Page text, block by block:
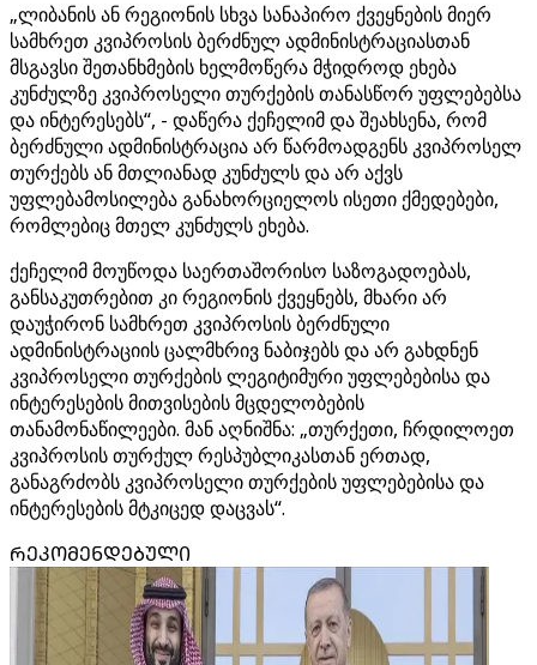
„ლიბანის ან რეგიონის სხვა სანაპირო ქვეყნების მიერ
სამხრეთ კვიპროსის ბერძნულ ადმინისტრაციასთან
მსგავსი შეთანხმების ხელმოწერა მჭიდროდ ეხება
კუნძულზე კვიპროსელი თურქების თანასწორ უფლებებსა
და ინტერესებს“, - დაწერა ქეჩელიმ და შეახსენა, რომ
ბერძნული ადმინისტრაცია არ წარმოადგენს კვიპროსელ
თურქებს ან მთლიანად კუნძულს და არ აქვს
უფლებამოსილება განახორციელოს ისეთი ქმედებები,
რომლებიც მთელ კუნძულს ეხება.
ქეჩელიმ მოუწოდა საერთაშორისო საზოგადოებას,
განსაკუთრებით კი რეგიონის ქვეყნებს, მხარი არ
დაუჭირონ სამხრეთ კვიპროსის ბერძნული
ადმინისტრაციის ცალმხრივ ნაბიჯებს და არ გახდნენ
კვიპროსელი თურქების ლეგიტიმური უფლებებისა და
ინტერესების მითვისების მცდელობების
თანამონაწილეები. მან აღნიშნა: „თურქეთი, ჩრდილოეთ
კვიპროსის თურქულ რესპუბლიკასთან ერთად,
განაგრძობს კვიპროსელი თურქების უფლებებისა და
ინტერესების მტკიცედ დაცვას“.
ᲠᲔᲙᲝᲛᲔᲜᲓᲔᲑᲣᲚᲘ